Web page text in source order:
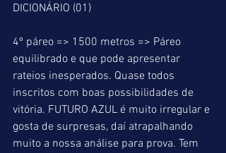
DICIONÁRIO (01)
4º páreo => 1500 metros => Páreo
equilibrado e que pode apresentar
rateios inesperados. Quase todos
inscritos com boas possibilidades de
vitória. FUTURO AZUL é muito irregular e
gosta de surpresas, daí atrapalhando
muito a nossa análise para prova. Tem